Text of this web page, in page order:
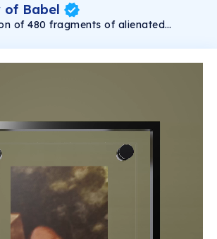
of Babel
of 480 fragments of alienated
is an alienation of the original by